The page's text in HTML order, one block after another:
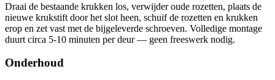
Draai de bestaande krukken los, verwijder oude rozetten, plaats de
nieuwe krukstift door het slot heen, schuif de rozetten en krukken
erop en zet vast met de bijgeleverde schroeven. Volledige montage
duurt circa 5-10 minuten per deur — geen freeswerk nodig.
Onderhoud